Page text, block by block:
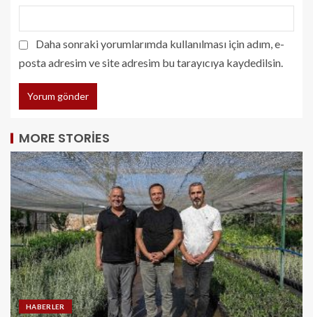
Daha sonraki yorumlarımda kullanılması için adım, e-
posta adresim ve site adresim bu tarayıcıya kaydedilsin.
MORE STORIES
HABERLER